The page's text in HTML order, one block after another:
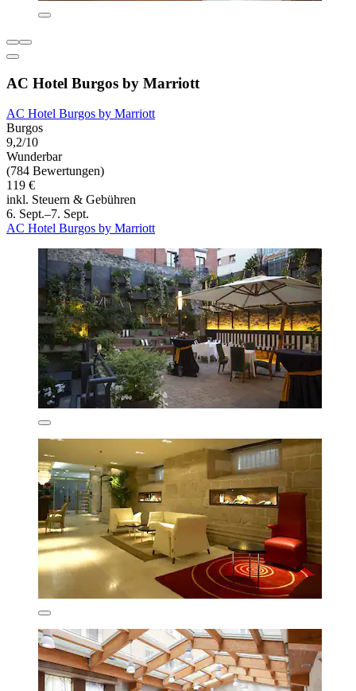
AC Hotel Burgos by Marriott
AC Hotel Burgos by Marriott
Burgos
9,2/10
Wunderbar
(784 Bewertungen)
119 €
inkl. Steuern & Gebühren
6. Sept.–7. Sept.
AC Hotel Burgos by Marriott